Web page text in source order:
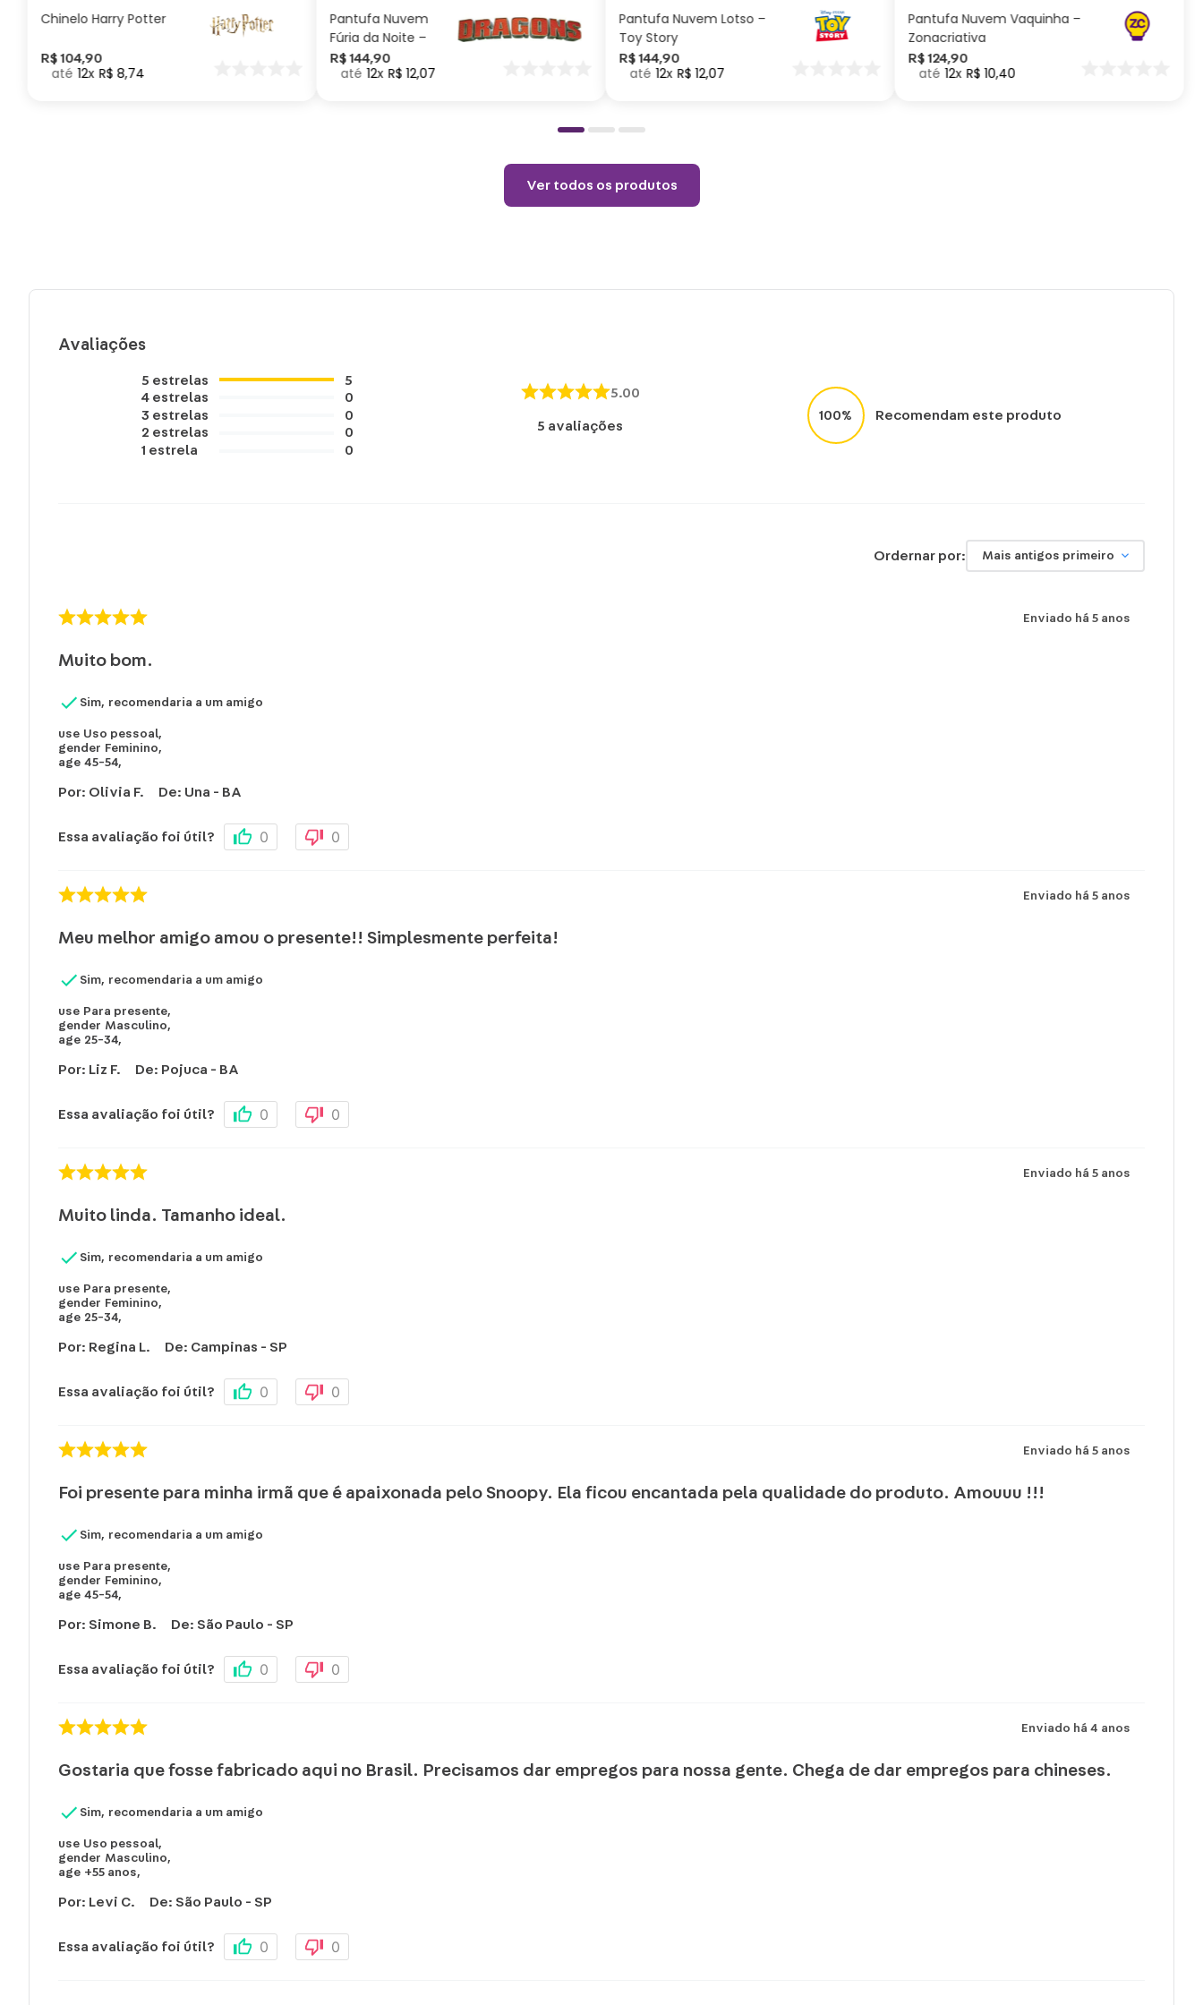
Chinelo Harry Potter
R$ 104,90
12 R$ 8,74
Pantufa Nuvem
Fúria da Noite –
Como Treinar
seu Dragão
R$ 144,90
12 R$ 12,07
Pantufa Nuvem Lotso –
Toy Story
R$ 144,90
12 R$ 12,07
Pantufa Nuvem Vaquinha –
Zonacriativa
R$ 124,90
12 R$ 10,40
Ver todos os produtos
Avaliações
5 estrelas
4 estrelas
3 estrelas
2 estrelas
1 estrela
5
0
0
0
0
5.00
5 avaliações
100% Recomendam este produto
Ordernar por: Mais antigos primeiro
Enviado há 5 anos
Muito bom.
Sim, recomendaria a um amigo
use Uso pessoal,
gender Feminino,
age 45-54,
Por: Olivia F. De: Una - BA
Essa avaliação foi útil? 0 0
Enviado há 5 anos
Meu melhor amigo amou o presente!! Simplesmente perfeita!
Sim, recomendaria a um amigo
use Para presente,
gender Masculino,
age 25-34,
Por: Liz F. De: Pojuca - BA
Essa avaliação foi útil? 0 0
Enviado há 5 anos
Muito linda. Tamanho ideal.
Sim, recomendaria a um amigo
use Para presente,
gender Feminino,
age 25-34,
Por: Regina L. De: Campinas - SP
Essa avaliação foi útil? 0 0
Enviado há 5 anos
Foi presente para minha irmã que é apaixonada pelo Snoopy. Ela ficou encantada pela qualidade do produto. Amouuu !!!
Sim, recomendaria a um amigo
use Para presente,
gender Feminino,
age 45-54,
Por: Simone B. De: São Paulo - SP
Essa avaliação foi útil? 0 0
Enviado há 4 anos
Gostaria que fosse fabricado aqui no Brasil. Precisamos dar empregos para nossa gente. Chega de dar empregos para chineses.
Sim, recomendaria a um amigo
use Uso pessoal,
gender Masculino,
age +55 anos,
Por: Levi C. De: São Paulo - SP
Essa avaliação foi útil? 0 0